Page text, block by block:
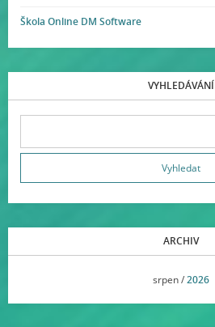
Škola Online DM Software
VYHLEDÁVÁNÍ
ARCHIV
srpen /2026